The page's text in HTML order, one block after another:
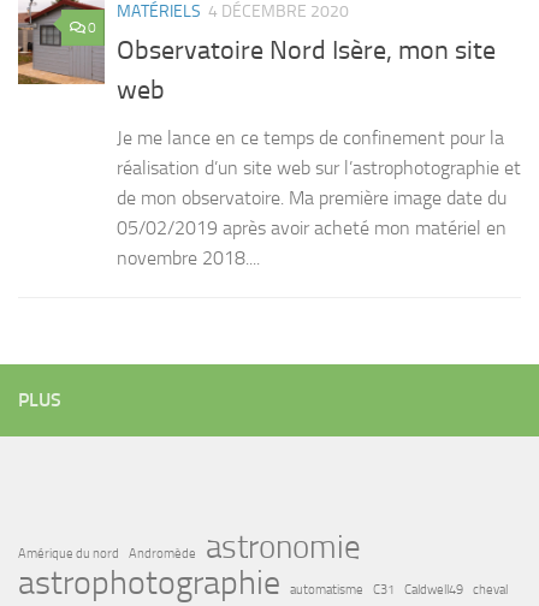
0
MATÉRIELS 4 DÉCEMBRE 2020
Observatoire Nord Isère, mon site
web
Je me lance en ce temps de confinement pour la
réalisation d’un site web sur l’astrophotographie et
de mon observatoire. Ma première image date du
05/02/2019 après avoir acheté mon matériel en
novembre 2018....
PLUS
Amérique du nord Andromède astronomie
astrophotographie automatisme C31 Caldwell49 cheval